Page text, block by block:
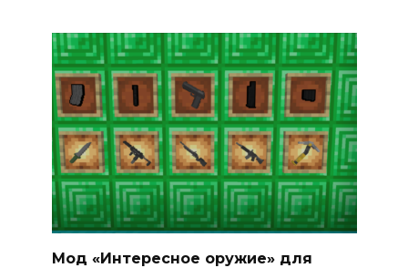
Мод «Интересное оружие» для